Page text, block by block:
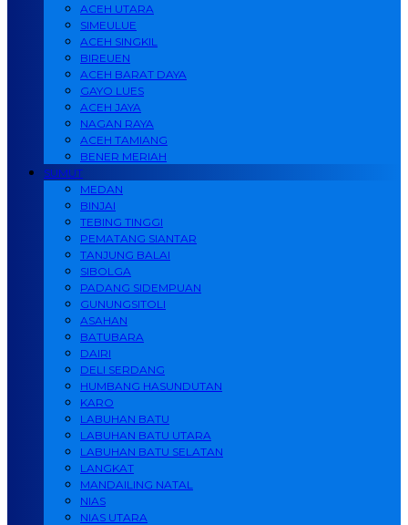
ACEH UTARA
SIMEULUE
ACEH SINGKIL
BIREUEN
ACEH BARAT DAYA
GAYO LUES
ACEH JAYA
NAGAN RAYA
ACEH TAMIANG
BENER MERIAH
SUMUT
MEDAN
BINJAI
TEBING TINGGI
PEMATANG SIANTAR
TANJUNG BALAI
SIBOLGA
PADANG SIDEMPUAN
GUNUNGSITOLI
ASAHAN
BATUBARA
DAIRI
DELI SERDANG
HUMBANG HASUNDUTAN
KARO
LABUHAN BATU
LABUHAN BATU UTARA
LABUHAN BATU SELATAN
LANGKAT
MANDAILING NATAL
NIAS
NIAS UTARA